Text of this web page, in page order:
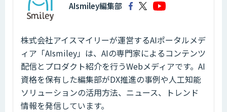
AIsmiley編集部
株式会社アイスマイリーが運営するAIポータルメデ
ィア「AIsmiley」は、AIの専門家によるコンテンツ
配信とプロダクト紹介を行うWebメディアです。AI
資格を保有した編集部がDX推進の事例や人工知能
ソリューションの活用方法、ニュース、トレンド
情報を発信しています。